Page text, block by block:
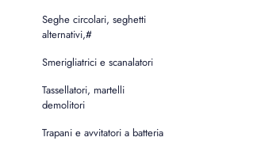
Seghe circolari, seghetti
alternativi,#
Smerigliatrici e scanalatori
Tassellatori, martelli
demolitori
Trapani e avvitatori a batteria